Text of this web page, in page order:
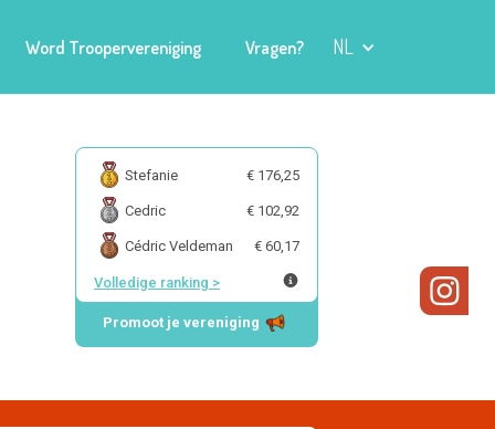
Word Troopervereniging Vragen? NL
Stefanie € 176,25
Cedric € 102,92
Cédric Veldeman € 60,17
Volledige ranking >
Promoot je vereniging